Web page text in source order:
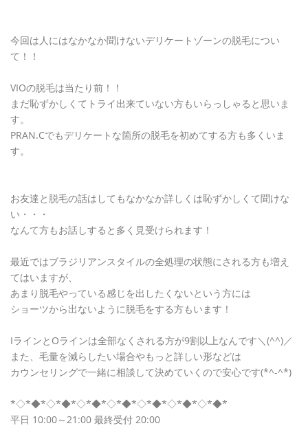
今回は人にはなかなか聞けないデリケートゾーンの脱毛につい
て！！
VIOの脱毛は当たり前！！
まだ恥ずかしくてトライ出来ていない方もいらっしゃると思いま
す。
PRAN.Cでもデリケートな箇所の脱毛を初めてする方も多くいま
す。
お友達と脱毛の話はしてもなかなか詳しくは恥ずかしくて聞けな
い・・・
なんて方もお話しすると多く見受けられます！
最近ではブラジリアンスタイルの全処理の状態にされる方も増え
てはいますが、
あまり脱毛やっている感じを出したくないという方には
ショーツから出ないように脱毛をする方もいます！
IラインとOラインは全部なくされる方が9割以上なんです＼(^^)／
また、毛量を減らしたい場合やもっと詳しい形などは
カウンセリングで一緒に相談して決めていくので安心です(*^-^*)
*◇*◆*◇*◆*◇*◆*◇*◆*◇*◆*◇*◆*◇*◆*
平日 10:00～21:00 最終受付 20:00